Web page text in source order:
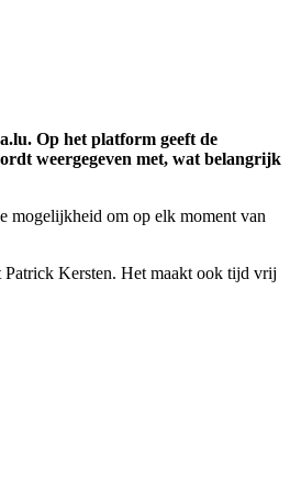
Op het platform geeft de
weergegeven met, wat belangrijk
mogelijkheid om op elk moment van
Kersten. Het maakt ook tijd vrij